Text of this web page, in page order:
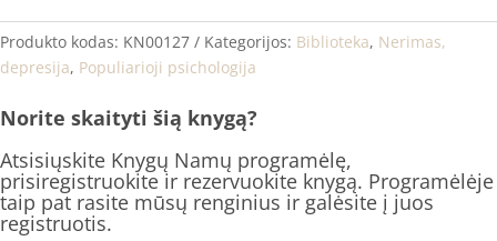
Produkto kodas: KN00127 Kategorijos: Biblioteka, Nerimas,
depresija, Populiarioji psichologija
Norite skaityti šią knygą?
Atsisiųskite Knygų Namų programėlę,
prisiregistruokite ir rezervuokite knygą. Programėlėje
taip pat rasite mūsų renginius ir galėsite į juos
registruotis.